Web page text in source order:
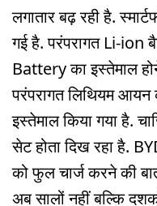
लगातार बढ़ रही है.
गई है. परंपरागत Li-ion
Battery का इस्तेमाल
परंपरागत लिथियम आयन
इस्तेमाल किया गया है.
सेट होता दिख रहा है.
को फुल चार्ज करने की
अब सालों नहीं बल्कि